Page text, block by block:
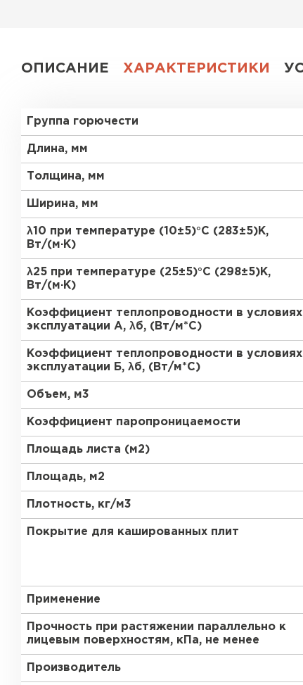
ОПИСАНИЕ ХАРАКТЕРИСТИКИ
Группа горючести
Длина, мм
Толщина, мм
Ширина, мм
λ10 при температуре (10±5)°С (283±5)К,
Вт/(м·К)
λ25 при температуре (25±5)°С (298±5)К,
Вт/(м·К)
Коэффициент теплопроводности в условиях
эксплуатации А, λб, (Вт/м*С)
Коэффициент теплопроводности в условиях
эксплуатации Б, λб, (Вт/м*С)
Объем, м3
Коэффициент паропроницаемости
Площадь листа (м2)
Площадь, м2
Плотность, кг/м3
Покрытие для кашированных плит
Применение
Прочность при растяжении параллельно к
лицевым поверхностям, кПа, не менее
Производитель
ПЕРЕЙТИ
Утеплитель Knauf
ПЕРЕЙТИ
Утеплитель Isover
ПЕРЕЙТИ
Утеплитель Юматекс Термо
ПЕРЕЙТИ
Утеплитель Белтеп
Утеплитель Термит
Утеплитель Ruspanel
Утеплитель Брит
Утеплитель Basfiber
Утеплитель Xotpipe